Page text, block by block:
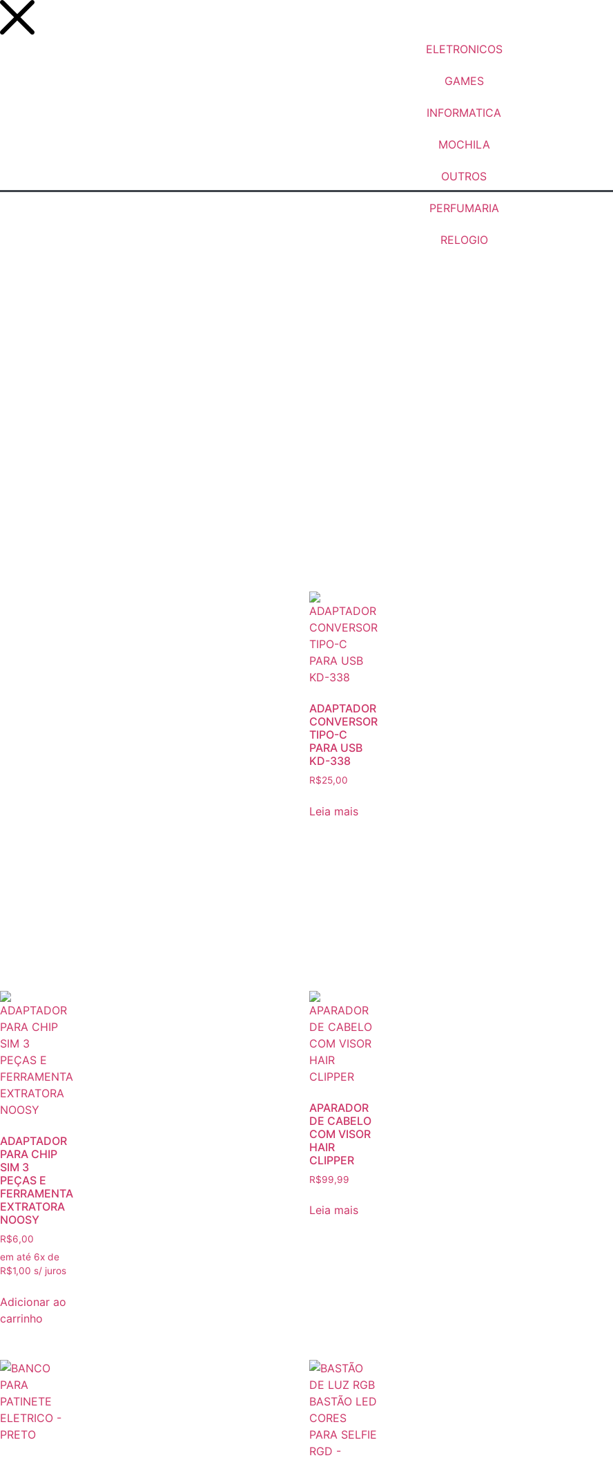
ELETRONICOS
GAMES
INFORMATICA
MOCHILA
OUTROS
PERFUMARIA
RELOGIO
ADAPTADOR
CONVERSOR
TIPO-C
PARA USB
KD-338
R$25,00
Leia mais
ADAPTADOR
PARA CHIP
SIM 3
PEÇAS E
FERRAMENTA
EXTRATORA
NOOSY
R$6,00
em até 6x de
R$1,00 s/ juros
Adicionar ao
carrinho
APARADOR
DE CABELO
COM VISOR
HAIR
CLIPPER
R$99,99
Leia mais